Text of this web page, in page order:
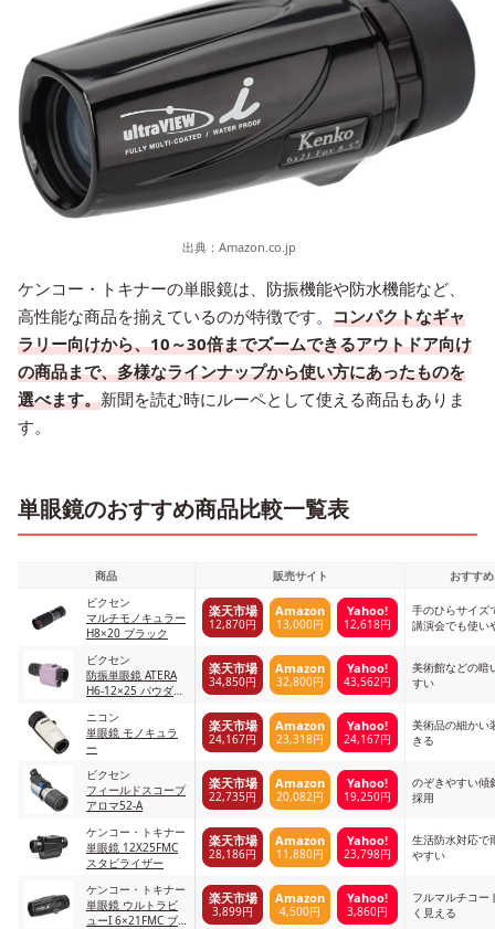
出典： Amazon.co.jp
ケンコー・トキナーの単眼鏡は、防振機能や防水機能など、
高性能な商品を揃えているのが特徴です。 コンパクトなギャ
ラリー向けから、10～30倍までズームできるアウトドア向け
の商品まで、多様なラインナップから使い方にあったものを
選べます。新聞を読む時にルーペとして使える商品もありま
す。
単眼鏡のおすすめ商品比較一覧表
商品 販売サイト
おすす
ビクセン
マルチモノキュラー
H8×20 ブラック
楽天市場
12,870円
Amazon
13,000円
Yahoo!
12,618円
手のひらサイズ
講演会でも使い
ビクセン
防振単眼鏡 ATERA
H6-12×25 パウダー
楽天市場
34,850円
Amazon
32,800円
Yahoo!
43,562円
美術館などの暗
すい
ニコン
単眼鏡 モノキュラ
ー
楽天市場
24,167円
Amazon
23,318円
Yahoo!
24,167円
美術品の細かい
きる
ビクセン
フィールドスコープ
アロマ52-A
楽天市場
22,735円
Amazon
20,082円
Yahoo!
19,250円
のぞきやすい傾
採用
ケンコー・トキナー
単眼鏡 12X25FMC
スタビライザー
楽天市場
28,186円
Amazon
11,880円
Yahoo!
23,798円
生活防水対応で
やすい
ケンコー・トキナー
単眼鏡 ウルトラビ
ューI 6×21FMC ブ
楽天市場
3,899円
Amazon
4,500円
Yahoo!
3,860円
フルマルチコー
く見える